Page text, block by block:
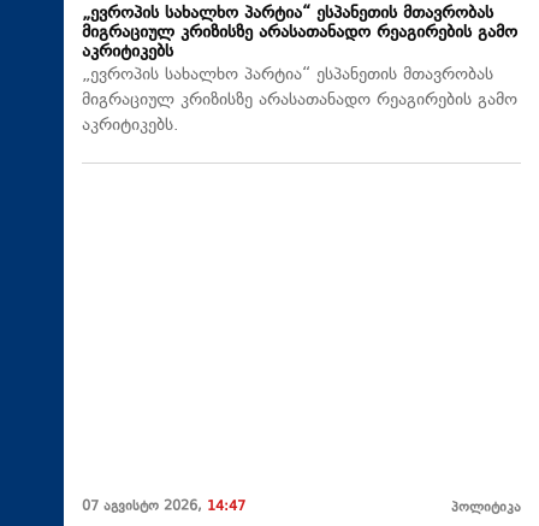
„ევროპის სახალხო პარტია“ ესპანეთის მთავრობას
მიგრაციულ კრიზისზე არასათანადო რეაგირების გამო
აკრიტიკებს
„ევროპის სახალხო პარტია“ ესპანეთის მთავრობას
მიგრაციულ კრიზისზე არასათანადო რეაგირების გამო
აკრიტიკებს.
07 აგვისტო 2026, 14:47 პოლიტიკა